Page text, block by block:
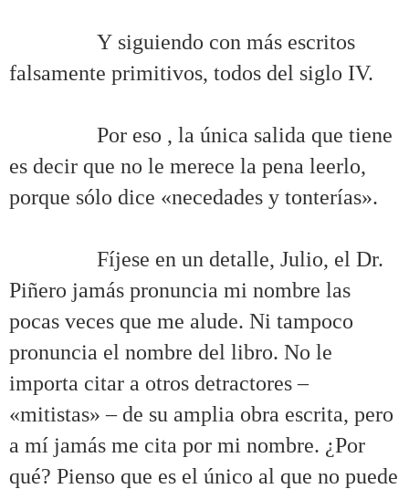
Y siguiendo con más escritos
falsamente primitivos, todos del siglo IV.
Por eso , la única salida que tiene
es decir que no le merece la pena leerlo,
porque sólo dice «necedades y tonterías».
Fíjese en un detalle, Julio, el Dr.
Piñero jamás pronuncia mi nombre las
pocas veces que me alude. Ni tampoco
pronuncia el nombre del libro. No le
importa citar a otros detractores –
«mitistas» – de su amplia obra escrita, pero
a mí jamás me cita por mi nombre. ¿Por
qué? Pienso que es el único al que no puede